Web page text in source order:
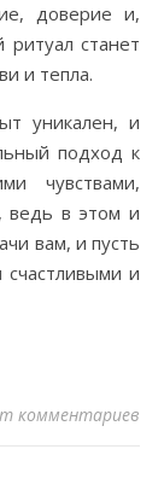
доверие и,
ритуал станет
и тепла.
уникален, и
подход к
чувствами,
ведь в этом и
вам, и пусть
и
комментариев